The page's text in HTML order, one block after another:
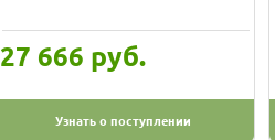
27 666 руб.
Узнать о поступлении